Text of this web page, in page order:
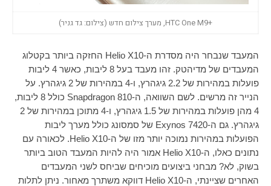
+HTC One M9, מערך צילום חדש (צילום: גד גניר)
המעבד שנבחר היה מסדרת ה-Helio X10 החזקה ביותר בקטלוג
המעבדים של מדיהטק. זהו מעבד בעל 8 ליבות, כאשר 4 ליבות
פועלות במהירות של 2.2 גיגהרץ, ו-4 במהירות של 2 גיגהרץ. על
הנייר זה מרשים. לשם השוואה, ה-Snapdragon 810
כולל 8 ליבות,
4 מהן פועלות במהירות של 1.5 גיגהרץ, ו-4 מתוכן במהירות של 2
גיגהרץ. גם ה-Exynos 7420 של סמסונג כולל מערך ליבות
הפועלות במהירות נמוכה יותר מזו של ה-Helio X10. לכאורה עם
נתונים כאלו, ה-Helio X10 אמור היה להיות המעבד הטוב ביותר
בשוק, לא? מבחני ביצועים מוכיחים שביחס לשני המעבדים
האחרים שציינתי, ה-Helio X10 דווקא משתרך מאחור. ניתן לתלות